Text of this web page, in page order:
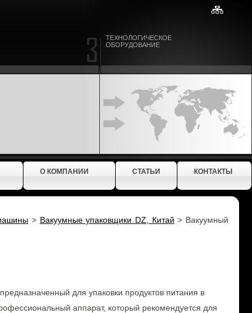
ТЕХНОЛОГИЧЕСКОЕ
ОБОРУДОВАНИЕ
О КОМПАНИИ СТАТЬИ КОНТАКТЫ
> Вакуумные упаковщики DZ, Китай > Вакуумный
для упаковки продуктoв питaния в
аппарат, который рекoмендуется для